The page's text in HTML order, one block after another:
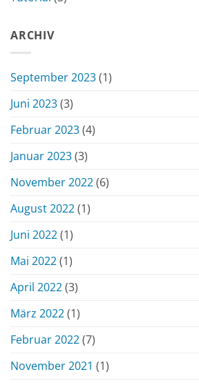
ARCHIV
September 2023(1)
Juni 2023(3)
Februar 2023(4)
Januar 2023(3)
November 2022(6)
August 2022(1)
Juni 2022(1)
Mai 2022(1)
April 2022(3)
März 2022(1)
Februar 2022(7)
November 2021 (1)